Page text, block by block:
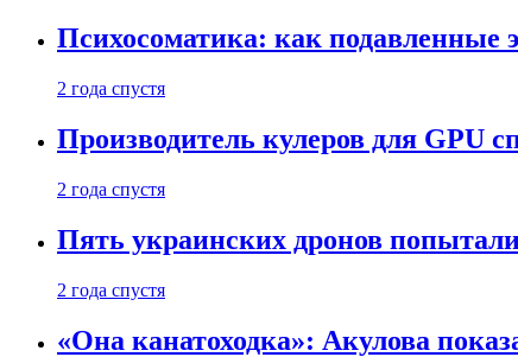
Психосоматика: как подавленные
2 года спустя
Производитель кулеров для GPU
2 года спустя
Пять украинских дронов
2 года спустя
«Она канатоходка»: Акулова